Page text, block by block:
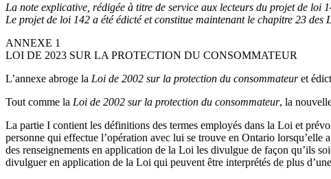
La note explicative, rédigée à titre de service aux lecteurs du projet de loi
Le projet de loi 142 a été édicté et constitue maintenant le chapitre 23 des
ANNEXE 1
LOI DE 2023 SUR LA PROTECTION DU CONSOMMATEUR
L’annexe abroge la Loi de 2002 sur la protection du consommateuret
Tout comme la Loi de 2002 sur la protection du consommateur, la
La partie I contient les définitions des termes employés dans la Loi et
personne qui effectue l’opération avec lui se trouve en Ontario
des renseignements en application de la Loi les divulgue de façon qu’ils
divulguer en application de la Loi qui peuvent être interprétés de plus